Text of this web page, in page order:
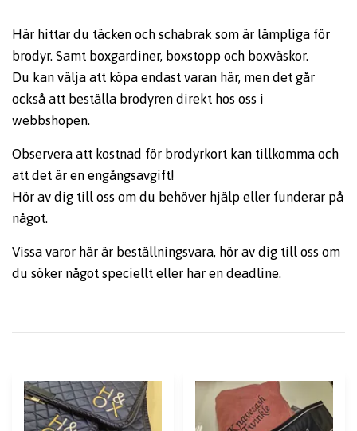
Här hittar du täcken och schabrak som är lämpliga för
brodyr. Samt boxgardiner, boxstopp och boxväskor.
Du kan välja att köpa endast varan här, men det går
också att beställa brodyren direkt hos oss i
webbshopen.
Observera att kostnad för brodyrkort kan tillkomma och
att det är en engångsavgift!
Hör av dig till oss om du behöver hjälp eller funderar på
något.
Vissa varor här är beställningsvara, hör av dig till oss om
du söker något speciellt eller har en deadline.